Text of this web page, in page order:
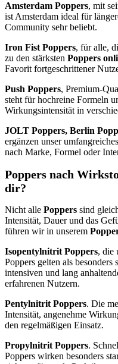
Amsterdam Poppers, mit
ist Amsterdam ideal für
Community sehr beliebt.
Iron Fist Poppers, für alle,
zu den stärksten Poppers
Favorit fortgeschrittener
Push Poppers, Premium-
steht für hochreine Formeln
Wirkungsintensität in
JOLT Poppers, Berlin
ergänzen unser
nach Marke, Formel oder
Poppers nach
dir?
Nicht alle Poppers sind
Intensität, Dauer und das
führen wir in unserem
Isopentylnitrit Poppers, die
Poppers gelten als
intensiven und lang
erfahrenen Nutzern.
Pentylnitrit Poppers. Die
Intensität, angenehme
den regelmäßigen Einsatz.
Propylnitrit Poppers.
Poppers wirken besonders